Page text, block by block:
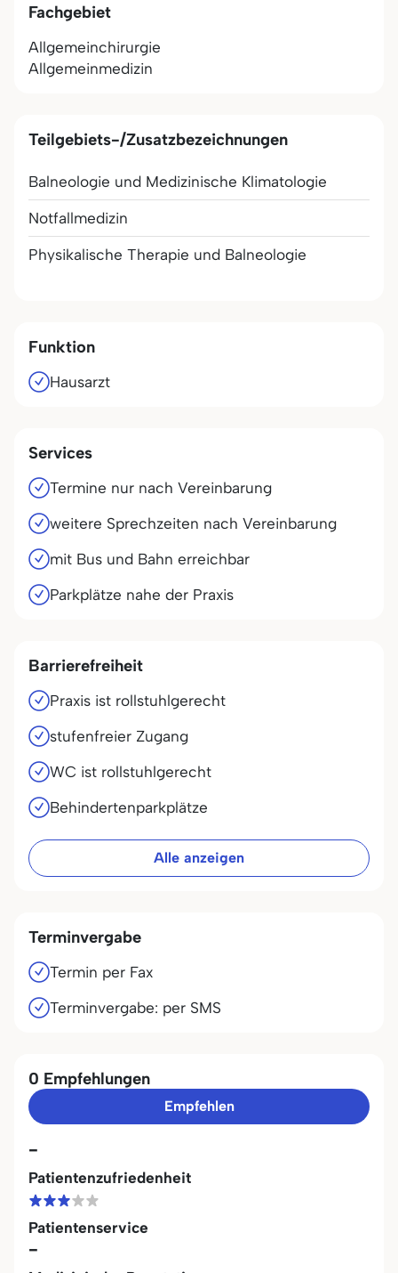
Fachgebiet
Allgemeinchirurgie
Allgemeinmedizin
Teilgebiets-/Zusatzbezeichnungen
Balneologie und Medizinische Klimatologie
Notfallmedizin
Physikalische Therapie und Balneologie
Funktion
Hausarzt
Services
Termine nur nach Vereinbarung
weitere Sprechzeiten nach Vereinbarung
mit Bus und Bahn erreichbar
Parkplätze nahe der Praxis
Barrierefreiheit
Praxis ist rollstuhlgerecht
stufenfreier Zugang
WC ist rollstuhlgerecht
Behindertenparkplätze
Alle anzeigen
Terminvergabe
Termin per Fax
Terminvergabe: per SMS
0 Empfehlungen
Empfehlen
-
Patientenzufriedenheit
Patientenservice
-